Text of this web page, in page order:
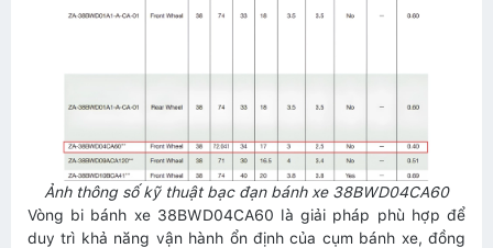
Ảnh thông số kỹ thuật bạc đạn bánh xe 38BWD04CA60
Vòng bi bánh xe 38BWD04CA60 là giải pháp phù hợp để
duy trì khả năng vận hành ổn định của cụm bánh xe, đồng